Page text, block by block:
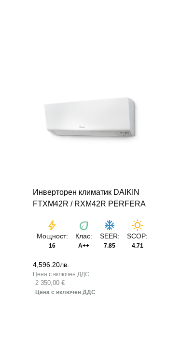
Инверторен климатик DAIKIN
FTXM42R / RXM42R PERFERA
bolt
Мощност:
16
eco
Клас:
A++
ac_unit
SEER:
7.85
wb_sunny
SCOP:
4.71
4,596.20лв.
2 350,00 €